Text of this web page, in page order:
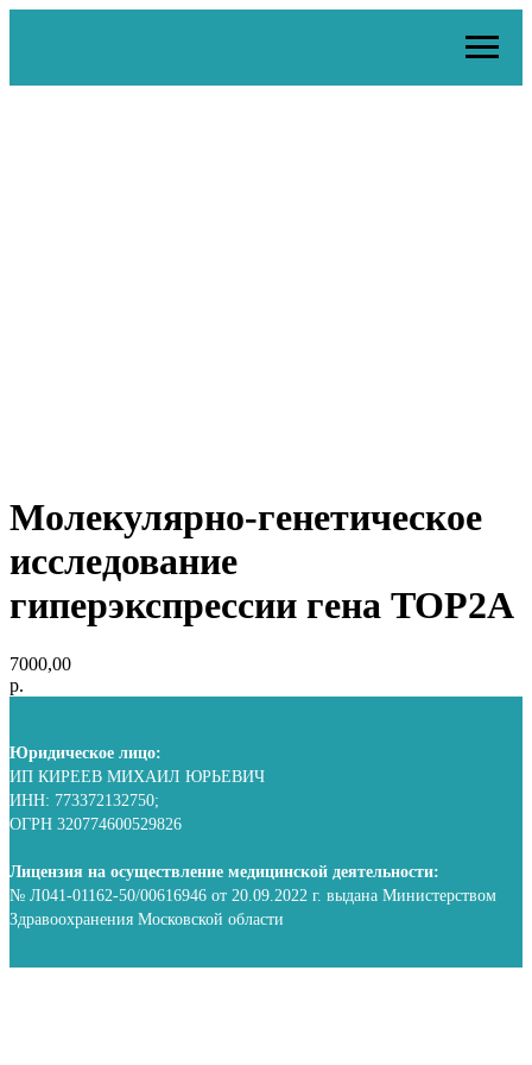
Молекулярно-генетическое
исследование
гиперэкспрессии гена TOP2A
7000,00
р.
Юридическое лицо:
ИП КИРЕЕВ МИХАИЛ ЮРЬЕВИЧ
ИНН: 773372132750;
ОГРН 320774600529826
Лицензия на осуществление медицинской деятельности:
№ Л041-01162-50/00616946 от 20.09.2022 г. выдана Министерством
Здравоохранения Московской области